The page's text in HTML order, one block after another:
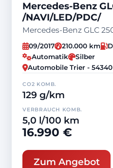
Mercedes-Benz
/NAVI/LED/PDC/
Mercedes-Benz GLC
09/2017 210.000 km
Automatik
Silber
Automobile Trier -
CO2 KOMB.
129 g/km
VERBRAUCH KOMB.
5,0 l/100 km
16.990 €
Zum Angebot